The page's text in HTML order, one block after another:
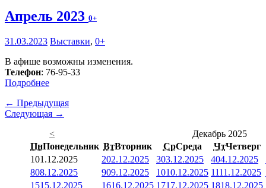
Апрель 2023 0+
31.03.2023 Выставки, 0+
В афише возможны изменения.
Телефон: 76-95-33
Подробнее
← Предыдущая
Следующая →
<
Декабрь 2025
ПнПонедельник ВтВторник СрСреда ЧтЧетверг
101.12.2025 202.12.2025 303.12.2025 404.12.2025
808.12.2025 909.12.2025 1010.12.2025 1111.12.2025
1515.12.2025 1616.12.2025 1717.12.2025 1818.12.2025